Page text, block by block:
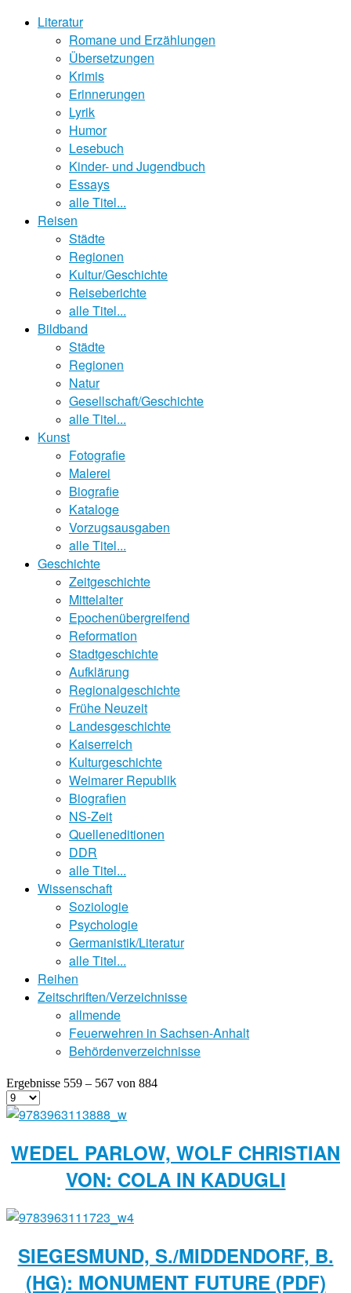
Literatur
Romane und Erzählungen
Übersetzungen
Krimis
Erinnerungen
Lyrik
Humor
Lesebuch
Kinder- und Jugendbuch
Essays
alle Titel...
Reisen
Städte
Regionen
Kultur/Geschichte
Reiseberichte
alle Titel...
Bildband
Städte
Regionen
Natur
Gesellschaft/Geschichte
alle Titel...
Kunst
Fotografie
Malerei
Biografie
Kataloge
Vorzugsausgaben
alle Titel...
Geschichte
Zeitgeschichte
Mittelalter
Epochenübergreifend
Reformation
Stadtgeschichte
Aufklärung
Regionalgeschichte
Frühe Neuzeit
Landesgeschichte
Kaiserreich
Kulturgeschichte
Weimarer Republik
Biografien
NS-Zeit
Quelleneditionen
DDR
alle Titel...
Wissenschaft
Soziologie
Psychologie
Germanistik/Literatur
alle Titel...
Reihen
Zeitschriften/Verzeichnisse
allmende
Feuerwehren in Sachsen-Anhalt
Behördenverzeichnisse
Ergebnisse 559 – 567 von 884
WEDEL PARLOW, WOLF CHRISTIAN
VON: COLA IN KADUGLI
SIEGESMUND, S./MIDDENDORF, B.
(HG): MONUMENT FUTURE (PDF)